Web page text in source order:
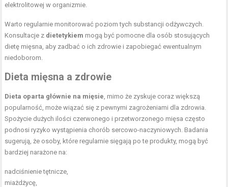
elektrolitowej w organizmie.
Warto regularnie monitorować poziom tych substancji odżywczych.
Konsultacje z dietetykiem mogą być pomocne dla osób stosujących
dietę mięsna, aby zadbać o ich zdrowie i zapobiegać ewentualnym
niedoborom.
Dieta mięsna a zdrowie
Dieta oparta głównie na mięsie , mimo że zyskuje coraz większą
popularność, może wiązać się z pewnymi zagrożeniami dla zdrowia.
Spożycie dużych ilości czerwonego i przetworzonego mięsa często
podnosi ryzyko wystąpienia chorób sercowo-naczyniowych. Badania
sugerują, że osoby, które regularnie sięgają po te produkty, mogą być
bardziej narażone na:
nadciśnienie tętnicze,
miażdżycę,